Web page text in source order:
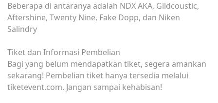
Beberapa di antaranya adalah NDX AKA, Gildcoustic,
Aftershine, Twenty Nine, Fake Dopp, dan Niken
Salindry
Tiket dan Informasi Pembelian
Bagi yang belum mendapatkan tiket, segera amankan
sekarang! Pembelian tiket hanya tersedia melalui
tiketevent.com. Jangan sampai kehabisan!